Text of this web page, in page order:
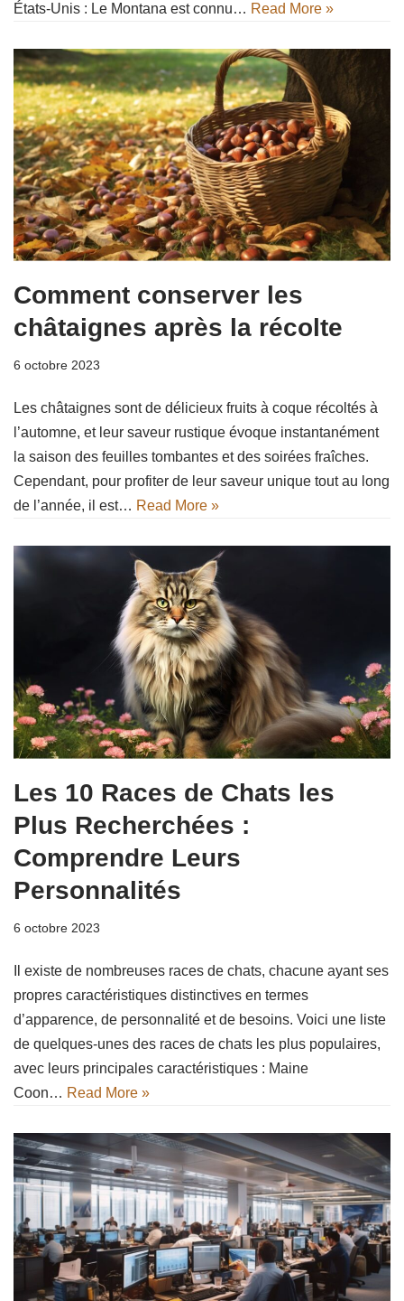
États-Unis : Le Montana est connu… Read More »
Comment conserver les
châtaignes après la récolte
6 octobre 2023
Les châtaignes sont de délicieux fruits à coque récoltés à
l’automne, et leur saveur rustique évoque instantanément
la saison des feuilles tombantes et des soirées fraîches.
Cependant, pour profiter de leur saveur unique tout au long
de l’année, il est… Read More »
Les 10 Races de Chats les
Plus Recherchées :
Comprendre Leurs
Personnalités
6 octobre 2023
Il existe de nombreuses races de chats, chacune ayant ses
propres caractéristiques distinctives en termes
d’apparence, de personnalité et de besoins. Voici une liste
de quelques-unes des races de chats les plus populaires,
avec leurs principales caractéristiques : Maine
Coon… Read More »